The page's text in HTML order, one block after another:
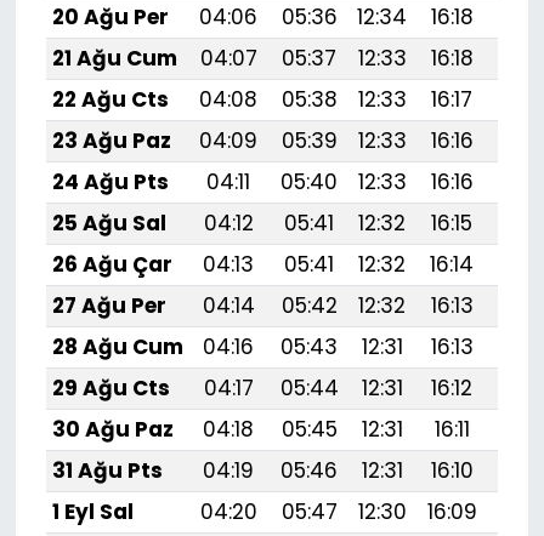
20 Ağu Per
04:06 05:36 12:34 16:18
21 Ağu Cum
04:07 05:37 12:33 16:18
22 Ağu Cts
04:08 05:38 12:33 16:17
23 Ağu Paz
04:09 05:39 12:33 16:16
24 Ağu Pts
04:11 05:40 12:33 16:16
25 Ağu Sal
04:12 05:41 12:32 16:15
26 Ağu Çar
04:13 05:41 12:32 16:14
27 Ağu Per
04:14 05:42 12:32 16:13
28 Ağu Cum
04:16 05:43 12:31 16:13
29 Ağu Cts
04:17 05:44 12:31 16:12
30 Ağu Paz
04:18 05:45 12:31 16:11
31 Ağu Pts
04:19 05:46 12:31 16:10
1 Eyl Sal
04:20 05:47 12:30 16:09